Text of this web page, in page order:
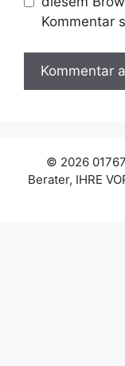
Kommentar
© 2026
Berater, IHRE